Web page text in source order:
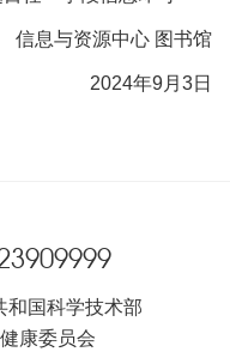
信息与资源中心 图书馆
2024年9月3日
和国科学技术部
康委员会